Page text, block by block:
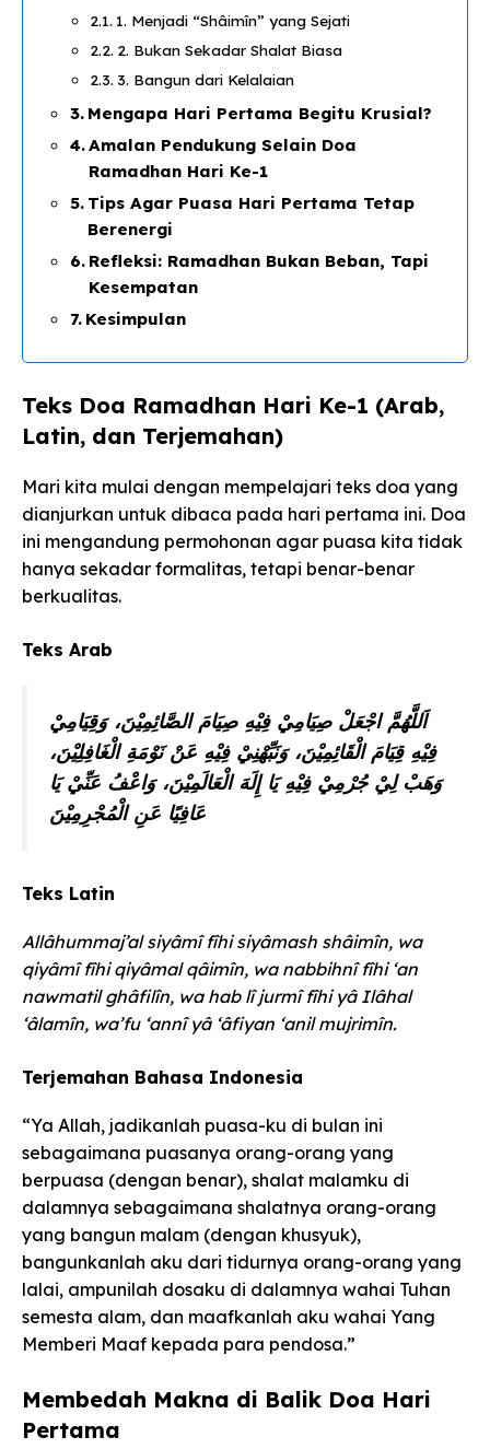
1. Menjadi “Shâimîn” yang Sejati
2. Bukan Sekadar Shalat Biasa
3. Bangun dari Kelalaian
Mengapa Hari Pertama Begitu Krusial?
Amalan Pendukung Selain Doa
Ramadhan Hari Ke-1
Tips Agar Puasa Hari Pertama Tetap
Berenergi
Refleksi: Ramadhan Bukan Beban, Tapi
Kesempatan
Kesimpulan
Teks Doa Ramadhan Hari Ke-1 (Arab,
Latin, dan Terjemahan)
Mari kita mulai dengan mempelajari teks doa yang
dianjurkan untuk dibaca pada hari pertama ini. Doa
ini mengandung permohonan agar puasa kita tidak
hanya sekadar formalitas, tetapi benar-benar
berkualitas.
Teks Arab
اَللَّهُمَّ اجْعَلْ صِيَامِيْ فِيْهِ صِيَامَ الصَّائِمِيْنَ، وَقِيَامِيْ
فِيْهِ قِيَامَ الْقَائِمِيْنَ، وَنَبِّهْنِيْ فِيْهِ عَنْ نَوْمَةِ الْغَافِلِيْنَ،
وَهَبْ لِيْ جُرْمِيْ فِيْهِ يَا إِلَهَ الْعَالَمِيْنَ، وَاعْفُ عَنِّيْ يَا
عَافِيًا عَنِ الْمُجْرِمِيْنَ
Teks Latin
Allâhummaj’al siyâmî fîhi siyâmash shâimîn, wa
qiyâmî fîhi qiyâmal qâimîn, wa nabbihnî fîhi ‘an
nawmatil ghâfilîn, wa hab lî jurmî fîhi yâ Ilâhal
‘âlamîn, wa’fu ‘annî yâ ‘âfiyan ‘anil mujrimîn.
Terjemahan Bahasa Indonesia
“Ya Allah, jadikanlah puasa-ku di bulan ini
sebagaimana puasanya orang-orang yang
berpuasa (dengan benar), shalat malamku di
dalamnya sebagaimana shalatnya orang-orang
yang bangun malam (dengan khusyuk),
bangunkanlah aku dari tidurnya orang-orang yang
lalai, ampunilah dosaku di dalamnya wahai Tuhan
semesta alam, dan maafkanlah aku wahai Yang
Memberi Maaf kepada para pendosa.”
Membedah Makna di Balik Doa Hari
Pertama